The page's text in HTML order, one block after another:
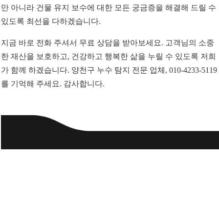
만 아니라 건물 유지 보수에 대한 모든 궁금증을 해결해 드릴 수
있도록 최선을 다하겠습니다.
지금 바로 전화 주셔서 무료 상담을 받아보세요. 고객님의 소중
한 재산을 보호하고, 건강하고 행복한 삶을 누릴 수 있도록 저희
가 함께 하겠습니다. 양천구 누수 탐지 전문 업체, 010-4233-5119
를 기억해 주세요. 감사합니다.